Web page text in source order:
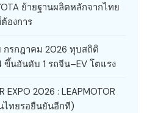
ย้ายฐานผลิตหลักจากไทย
องการ
กรกฎาคม 2026 ทุบสถิติ
ขึ้นอันดับ 1 รถจีน–EV โตแรง
2026 : LEAPMOTOR
ไทยรอยืนยันอีกที)